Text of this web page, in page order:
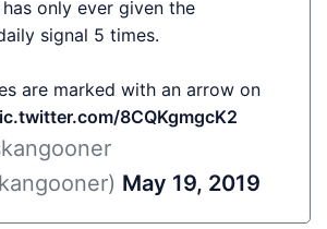
only ever given the
signal 5 times.
are marked with an arrow on
8CQKgmgcK2
May 19, 2019